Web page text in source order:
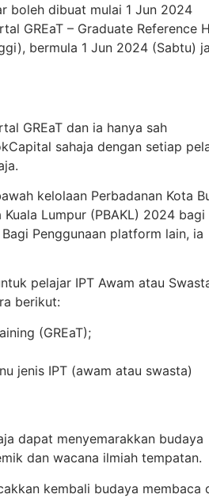
boleh dibuat mulai 1 Jun 2024
GREaT – Graduate Reference
bermula 1 Jun 2024 (Sabtu)
GREaT dan ia hanya sah
sahaja dengan setiap
kelolaan Perbadanan Kota
Lumpur (PBAKL) 2024 bagi
Penggunaan platform lain, ia
pelajar IPT Awam atau
berikut:
(GREaT);
jenis IPT (awam atau swasta)
dapat menyemarakkan budaya
dan wacana ilmiah tempatan.
kembali budaya membaca